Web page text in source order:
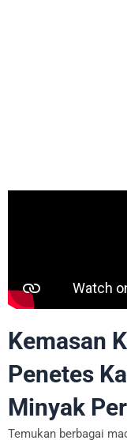
Kemasan
Penetes
Minyak
Temukan berbagai